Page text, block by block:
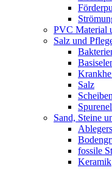
PVC Material
Salz und
Salz
Sand, Steine
fossile
Keramik